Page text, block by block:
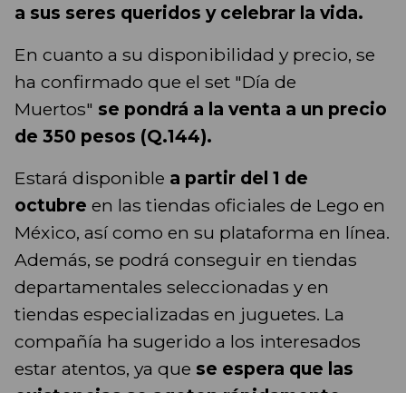
a sus seres queridos y celebrar la vida.
En cuanto a su disponibilidad y precio, se
ha confirmado que el set "Día de
Muertos" se pondrá a la venta a un precio
de 350 pesos (Q.144).
Estará disponible a partir del 1 de
octubre en las tiendas oficiales de Lego en
México, así como en su plataforma en línea.
Además, se podrá conseguir en tiendas
departamentales seleccionadas y en
tiendas especializadas en juguetes. La
compañía ha sugerido a los interesados
estar atentos, ya que se espera que las